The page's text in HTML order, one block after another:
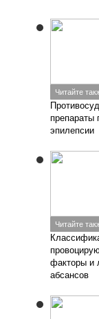
Читайте
препараты
эпилепсии
Читайте
факторы и
абсансов